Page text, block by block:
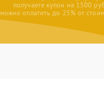
получаете купон на 1500
можно оплатить до 25% от